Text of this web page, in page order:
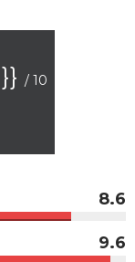
/ 10
8.6
9.6